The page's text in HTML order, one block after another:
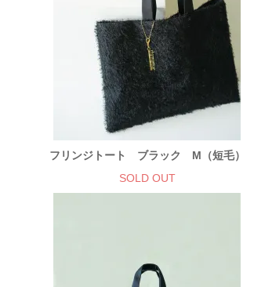
フリンジトート ブラック M（短毛）
SOLD OUT